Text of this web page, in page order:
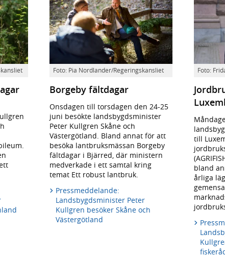
Foto: Pia Nordlander/Regeringskansliet
Borgeby fältdagar
Onsdagen till torsdagen den 24-25
juni besökte landsbygdsminister
Peter Kullgren Skåne och
Västergötland. Bland annat för att
besöka lantbruksmässan Borgeby
fältdagar i Bjärred, där ministern
medverkade i ett samtal kring
temat Ett robust lantbruk.
Pressmeddelande:
Landsbygdsminister Peter
Kullgren besöker Skåne och
Västergötland
Foto:
till
bland
årliga